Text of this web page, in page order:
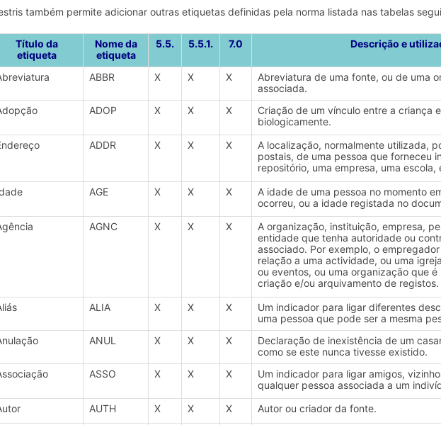
também permite adicionar outras etiquetas definidas pela norma listada nas tabelas
Título da
etiqueta
Nome da
etiqueta
5.5. 5.5.1. 7.0 Descrição e
ABBR X X X
Abreviatura de uma fonte, ou de uma
associada.
ADOP X X X
Criação de um vínculo entre a criança
biologicamente.
ADDR X X X
A localização, normalmente utilizada,
postais, de uma pessoa que forneceu
repositório, uma empresa, uma escola,
AGE X X X
A idade de uma pessoa no momento
ocorreu, ou a idade registada no
AGNC X X X
A organização, instituição, empresa,
entidade que tenha autoridade ou
associado. Por exemplo, o
relação a uma actividade, ou uma
ou eventos, ou uma organização que é
criação e/ou arquivamento de registos.
ALIA X X X
Um indicador para ligar diferentes
uma pessoa que pode ser a mesma
ANUL X X X
Declaração de inexistência de um
como se este nunca tivesse existido.
ASSO X X X
Um indicador para ligar amigos,
qualquer pessoa associada a um
AUTH X X X Autor ou criador da fonte.